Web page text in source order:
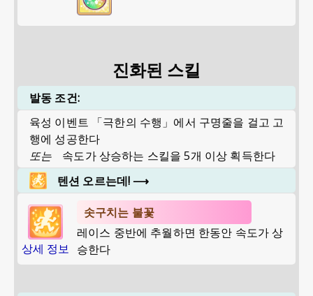
진화된 스킬
발동 조건:
육성 이벤트 「극한의 수행」에서 구명줄을 걸고 고
행에 성공한다
또는
속도가 상승하는 스킬을 5개 이상 획득한다
텐션 오르는데! ⟶
상세 정보
솟구치는 불꽃
레이스 중반에 추월하면 한동안 속도가 상
승한다